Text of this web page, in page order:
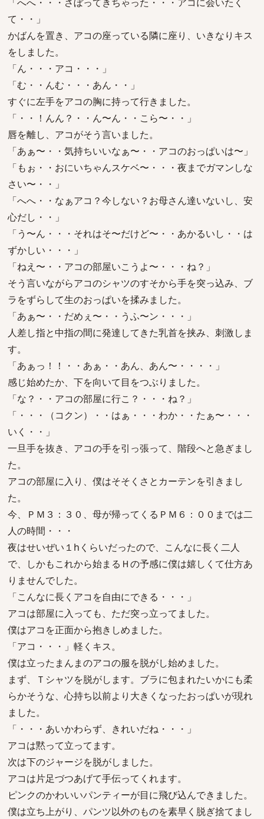
て・・」
かばんを置き、アコの座っている隣に座り、いきなりキス
をしました。
「ん・・・アコ・・・」
「む・・んむ・・・あん・・」
すぐに左手をアコの胸に持って行きました。
「・・！んん？・・ん〜ん・・こら〜・・」
唇を離し、アコがそう言いました。
「あぁ〜・・気持ちいいなぁ〜・・アコのおっぱいは〜」
「もぉ・・おにいちゃんスケベ〜・・・夜までガマンしな
さい〜・・」
「へへ・・なぁアコ？今しない？お母さん達いないし、安
心だし・・」
「う〜ん・・・それはそ〜だけど〜・・あかるいし・・は
ずかしい・・・」
「ねえ〜・・アコの部屋いこうよ〜・・・ね？」
そう言いながらアコのシャツのすそから手を突っ込み、ブ
ラをずらして生のおっぱいを揉みました。
「あぁ〜・・だめぇ〜・・うふ〜ン・・・」
人差し指と中指の間に発達してきた乳首を挟み、刺激しま
す。
「あぁっ！！・・あぁ・・あん、あん〜・・・・」
感じ始めたか、下を向いて目をつぶりました。
「な？・・アコの部屋に行こ？・・・ね？」
「・・・（コクン）・・はぁ・・・わか・・たぁ〜・・・
いく・・」
一旦手を抜き、アコの手を引っ張って、階段へと急ぎまし
た。
アコの部屋に入り、僕はそそくさとカーテンを引きまし
た。
今、ＰＭ３：３０、母が帰ってくるＰＭ６：００までは二
人の時間・・・
夜はせいぜい１hくらいだったので、こんなに長く二人
で、しかもこれから始まるＨの予感に僕は嬉しくて仕方あ
りませんでした。
「こんなに長くアコを自由にできる・・・」
アコは部屋に入っても、ただ突っ立ってました。
僕はアコを正面から抱きしめました。
「アコ・・・」軽くキス。
僕は立ったまんまのアコの服を脱がし始めました。
まず、Ｔシャツを脱がします。ブラに包まれたいかにも柔
らかそうな、心持ち以前より大きくなったおっぱいが現れ
ました。
「・・・あいかわらず、きれいだね・・・」
アコは黙って立ってます。
次は下のジャージを脱がしました。
アコは片足づつあげて手伝ってくれます。
ピンクのかわいいパンティーが目に飛び込んできました。
僕は立ち上がり、パンツ以外のものを素早く脱ぎ捨てまし